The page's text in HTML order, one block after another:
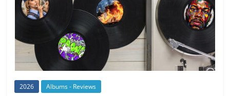
2026 Albums - Reviews